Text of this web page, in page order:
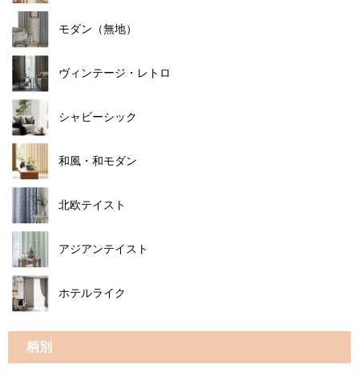
モダン（無地）
ヴィンテージ・レトロ
シャビーシック
和風・和モダン
北欧テイスト
アジアンテイスト
ホテルライク
柄別